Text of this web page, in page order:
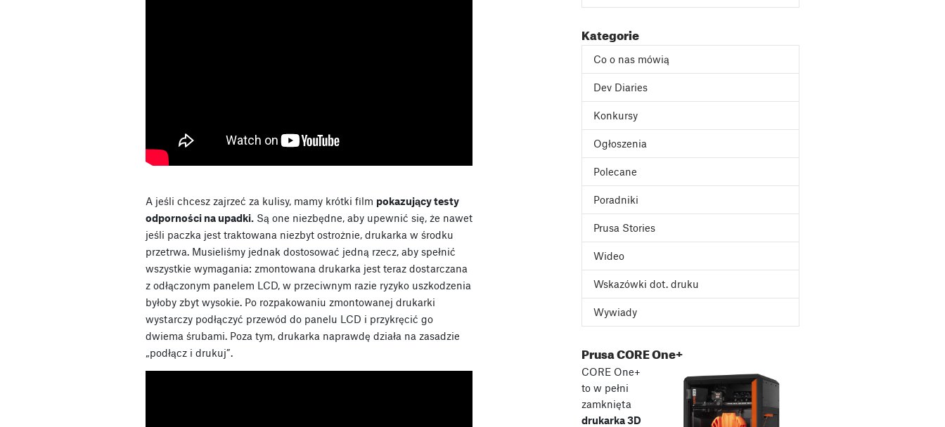
A jeśli chcesz zajrzeć za kulisy, mamy krótki film pokazujący testy
odporności na upadki. Są one niezbędne, aby upewnić się, że nawet
jeśli paczka jest traktowana niezbyt ostrożnie, drukarka w środku
przetrwa. Musieliśmy jednak dostosować jedną rzecz, aby spełnić
wszystkie wymagania: zmontowana drukarka jest teraz dostarczana
z odłączonym panelem LCD, w przeciwnym razie ryzyko uszkodzenia
byłoby zbyt wysokie. Po rozpakowaniu zmontowanej drukarki
wystarczy podłączyć przewód do panelu LCD i przykręcić go
dwiema śrubami. Poza tym, drukarka naprawdę działa na zasadzie
„podłącz i drukuj”.
Kategorie
Co o nas mówią
Dev Diaries
Konkursy
Ogłoszenia
Polecane
Poradniki
Prusa Stories
Wideo
Wskazówki dot. druku
Wywiady
Prusa CORE One+
CORE One+
to w pełni
zamknięta
drukarka 3D